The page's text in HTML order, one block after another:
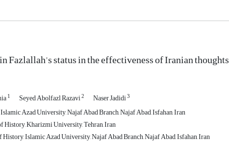
Fazlallah's status in the effectiveness of Iranian thoughts
1 Seyed Abolfazl Razavi2 Naser Jadidi3
Azad University, Najaf Abad Branch, Najaf Abad, Isfahan, Iran
History, Kharizmi University, Tehran, Iran
Islamic Azad University, Najaf Abad Branch, Najaf Abad, Isfahan, Iran